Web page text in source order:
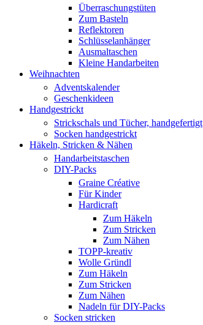
Überraschungstüten
Zum Basteln
Reflektoren
Schlüsselanhänger
Ausmaltaschen
Kleine Handarbeiten
Weihnachten
Adventskalender
Geschenkideen
Handgestrickt
Strickschals und Tücher, handgefertigt
Socken handgestrickt
Häkeln, Stricken & Nähen
Handarbeitstaschen
DIY-Packs
Graine Créative
Für Kinder
Hardicraft
Zum Häkeln
Zum Stricken
Zum Nähen
TOPP-kreativ
Wolle Gründl
Zum Häkeln
Zum Stricken
Zum Nähen
Nadeln für DIY-Packs
Socken stricken